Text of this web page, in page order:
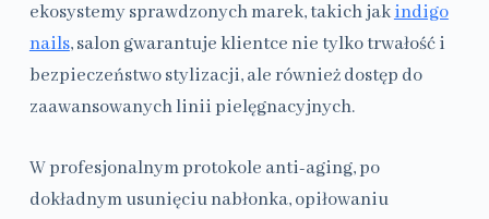
ekosystemy sprawdzonych marek, takich jakindigo
nails, salon gwarantuje klientce nie tylko trwałość i
bezpieczeństwo stylizacji, ale również dostęp do
zaawansowanych linii pielęgnacyjnych.
W profesjonalnym protokole anti-aging, po
dokładnym usunięciu nabłonka, opiłowaniu